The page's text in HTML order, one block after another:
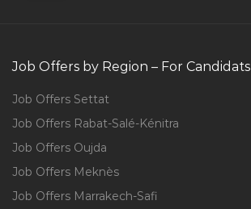
Job Offers by Region – For Candidats
Job Offers Settat
Job Offers Rabat-Salé-Kénitra
Job Offers Oujda
Job Offers Meknès
Job Offers Marrakech-Safi